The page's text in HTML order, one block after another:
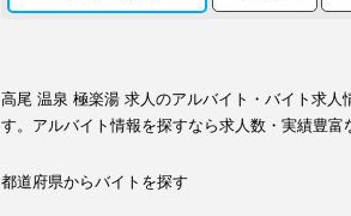
高尾 温泉 極楽湯 求人のアルバイト・バイト求
す。アルバイト情報を探すなら求人数・実績豊富
都道府県からバイトを探す